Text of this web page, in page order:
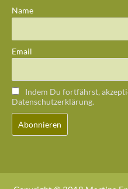
Name
Email
Indem Du fortfährst,
Datenschutzerklärung.